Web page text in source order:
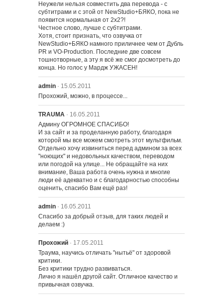
Неужели нельзя совместить два перевода - с
субтитрами и с этой от NewStudio+БЯКО, пока не
появится нормальная от 2х2?!
Честное слово, лучше с субтитрами.
Хотя, стоит признать, что озвучка от
NewStudio+БЯКО намного приличнее чем от Дубль
PR и VO-Production. Последние две совсем
тошнотворные, а эту я всё же смог досмотреть до
конца. Но голос у Мардж УЖАСЕН!
admin · 15.05.2011
Прохожий, можно, в процессе...
TRAUMA · 16.05.2011
Админу ОГРОМНОЕ СПАСИБО!
И за сайт и за проделанную работу, благодаря
которой мы все можем смотреть этот мультфильм.
Отдельно хочу извиниться перед админом за всех
"ноющих" и недовольных качеством, переводом
или погодой на улице... Не обращайте на них
внимание, Ваша работа очень нужна и многие
люди её адекватно и с благодарностью способны
оценить, спасибо Вам ещё раз!
admin · 16.05.2011
Спасибо за добрый отзыв, для таких людей и
делаем :)
Прохожий · 17.05.2011
Траума, научись отличать "нытьё" от здоровой
критики.
Без критики трудно развиваться.
Лично я нашёл другой сайт. Отличное качество и
привычная озвучка.